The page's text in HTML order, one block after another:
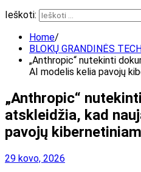
Ieškoti:
Home
BLOKŲ GRANDINĖS
„Anthropic“ nutekinti
AI modelis kelia pavojų
„Anthropic“
atskleidžia, kad
pavojų
29 kovo, 2026